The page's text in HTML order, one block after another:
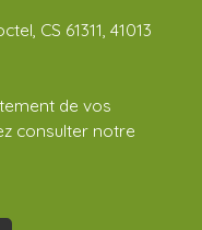
CS 61311, 41013
de vos
consulter notre